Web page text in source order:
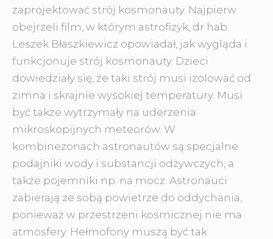
zaprojektować strój kosmonauty. Najpierw
obejrzeli film, w którym astrofizyk, dr hab.
Leszek Błaszkiewicz opowiadał, jak wygląda i
funkcjonuje strój kosmonauty. Dzieci
dowiedziały się, że taki strój musi izolować od
zimna i skrajnie wysokiej temperatury. Musi
być także wytrzymały na uderzenia
mikroskopijnych meteorów. W
kombinezonach astronautów są specjalne
podajniki wody i substancji odżywczych, a
także pojemniki np. na mocz. Astronauci
zabierają ze sobą powietrze do oddychania,
ponieważ w przestrzeni kosmicznej nie ma
atmosfery. Hełmofony muszą być tak